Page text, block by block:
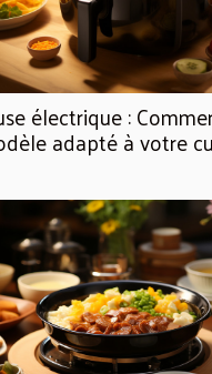
électrique :
adapté à votre